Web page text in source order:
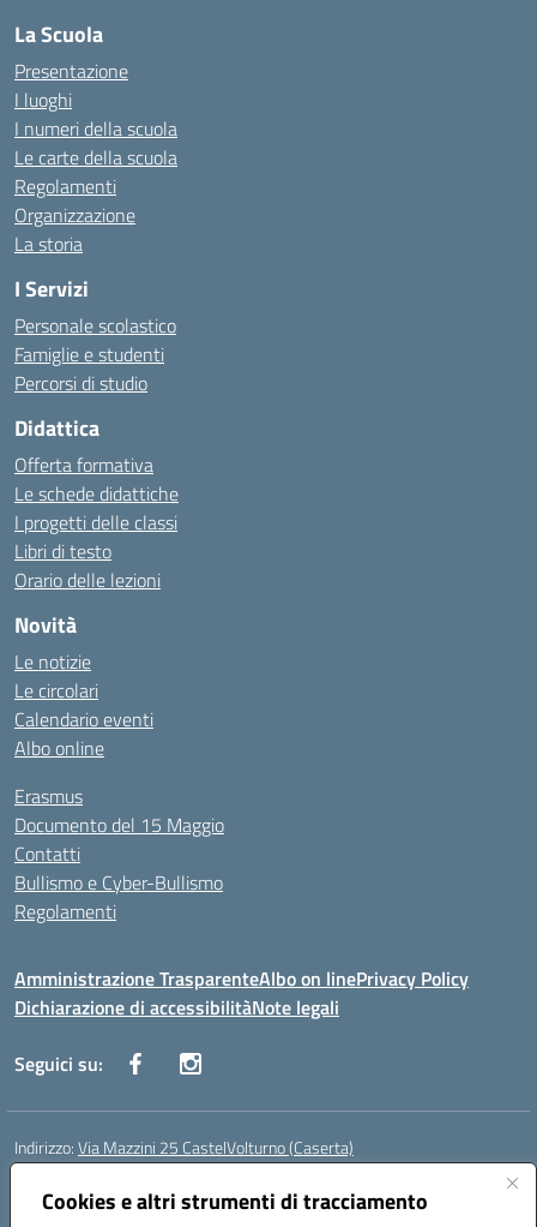
Cookies e altri strumenti di tracciamento
La Scuola
Presentazione
I luoghi
I numeri della scuola
Le carte della scuola
Regolamenti
Organizzazione
La storia
I Servizi
Personale scolastico
Famiglie e studenti
Percorsi di studio
Didattica
Offerta formativa
Le schede didattiche
I progetti delle classi
Libri di testo
Orario delle lezioni
Novità
Le notizie
Le circolari
Calendario eventi
Albo online
Erasmus
Documento del 15 Maggio
Contatti
Bullismo e Cyber-Bullismo
Regolamenti
Amministrazione TrasparenteAlbo on linePrivacy Policy
Dichiarazione di accessibilitàNote legali
Seguici su:
Indirizzo:Via Mazzini 25 CastelVolturno (Caserta)
Centralino:
Posta elettronica certificata (PEC):ceis014005@pec.istruzione.it